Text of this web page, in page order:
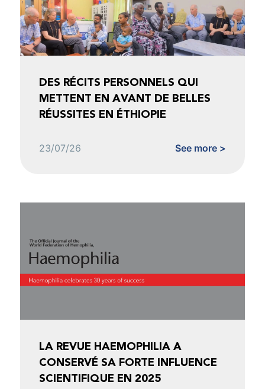
DES RÉCITS PERSONNELS QUI
METTENT EN AVANT DE BELLES
RÉUSSITES EN ÉTHIOPIE
23/07/26 See more >
LA REVUE HAEMOPHILIA A
CONSERVÉ SA FORTE INFLUENCE
SCIENTIFIQUE EN 2025